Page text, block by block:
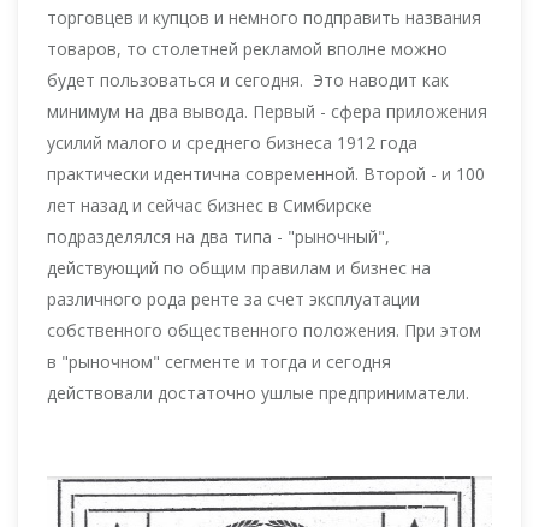
торговцев и купцов и немного подправить названия
товаров, то столетней рекламой вполне можно
будет пользоваться и сегодня. Это наводит как
минимум на два вывода. Первый - сфера приложения
усилий малого и среднего бизнеса 1912 года
практически идентична современной. Второй - и 100
лет назад и сейчас бизнес в Симбирске
подразделялся на два типа - "рыночный",
действующий по общим правилам и бизнес на
различного рода ренте за счет эксплуатации
собственного общественного положения. При этом
в "рыночном" сегменте и тогда и сегодня
действовали достаточно ушлые предприниматели.